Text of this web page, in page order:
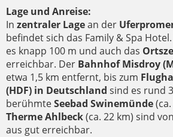
Lage und Anreise:
In zentraler Lagean der
befindet sich das Family & Spa
es knapp 100 m und auch das
erreichbar. Der Bahnhof Misdroy
etwa 1,5 km entfernt, bis zum
(HDF) in Deutschland sind es rund
berühmteSeebad Swinemünde
Therme Ahlbeck(ca. 22 km) sind
aus gut erreichbar.